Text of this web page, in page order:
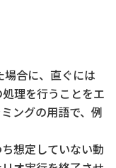
合に、直ぐには
理を行うことをエ
ングの用語で、例
想定していない動